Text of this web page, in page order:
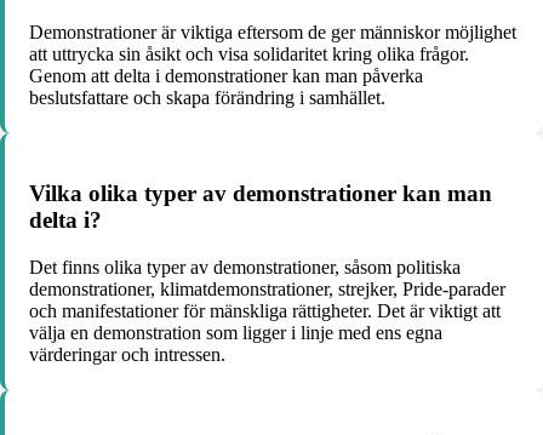
Demonstrationer är viktiga eftersom de ger människor möjlighet
att uttrycka sin åsikt och visa solidaritet kring olika frågor.
Genom att delta i demonstrationer kan man påverka
beslutsfattare och skapa förändring i samhället.
Vilka olika typer av demonstrationer kan man
delta i?
Det finns olika typer av demonstrationer, såsom politiska
demonstrationer, klimatdemonstrationer, strejker, Pride-parader
och manifestationer för mänskliga rättigheter. Det är viktigt att
välja en demonstration som ligger i linje med ens egna
värderingar och intressen.